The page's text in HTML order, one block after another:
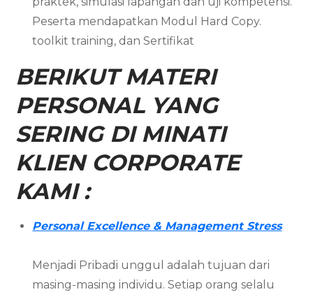
Peserta mendapatkan Modul Hard Copy.
toolkit training, dan Sertifikat
BERIKUT MATERI
PERSONAL YANG
SERING DI MINATI
KLIEN CORPORATE
KAMI :
Personal Excellence & Management Stress
Menjadi Pribadi unggul adalah tujuan dari
masing-masing individu. Setiap orang selalu